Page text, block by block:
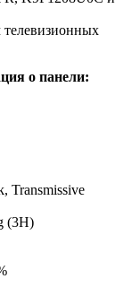
о панели:
Transmissive
(3H)